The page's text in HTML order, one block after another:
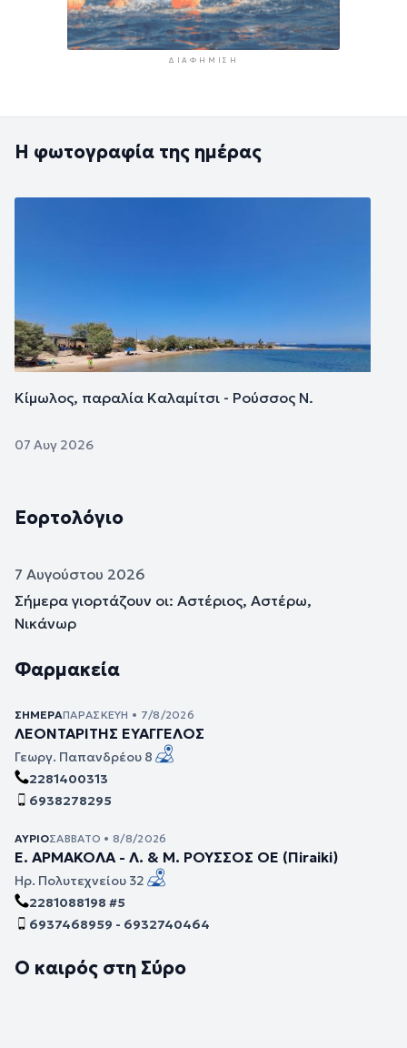
ΔΙΑΦΉΜΙΣΗ
Η φωτογραφία της ημέρας
Κίμωλος, παραλία Καλαμίτσι - Ρούσσος Ν.
07 Αυγ 2026
Εορτολόγιο
7 Αυγούστου 2026
Σήμερα γιορτάζουν οι: Αστέριος, Αστέρω,
Νικάνωρ
Φαρμακεία
ΣΉΜΕΡΑΠΑΡΑΣΚΕΥΉ • 7/8/2026
ΛΕΟΝΤΑΡΙΤΗΣ ΕΥΑΓΓΕΛΟΣ
Γεωργ. Παπανδρέου 8
2281400313
6938278295
ΑΎΡΙΟΣΆΒΒΑΤΟ • 8/8/2026
Ε. ΑΡΜΑΚΟΛΑ - Λ. & Μ. ΡΟΥΣΣΟΣ ΟΕ (Πiraiki)
Ηρ. Πολυτεχνείου 32
2281088198 #5
6937468959 - 6932740464
Ο καιρός στη Σύρο